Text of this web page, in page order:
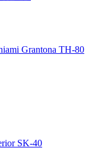
TH-80
SK-40